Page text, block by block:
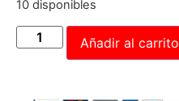
10 disponibles
Añadir al carrito